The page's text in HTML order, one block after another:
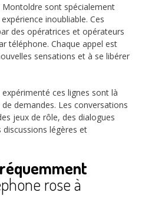
sont spécialement
inoubliable. Ces
des opératrices et opérateurs
téléphone. Chaque appel est
sensations et à se libérer
ces lignes sont là
demandes. Les conversations
jeux de rôle, des dialogues
légères et
rose à